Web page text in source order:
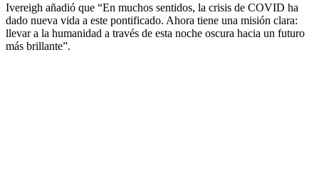
Ivereigh añadió que “En muchos sentidos, la crisis de COVID ha
dado nueva vida a este pontificado. Ahora tiene una misión clara:
llevar a la humanidad a través de esta noche oscura hacia un futuro
más brillante”.